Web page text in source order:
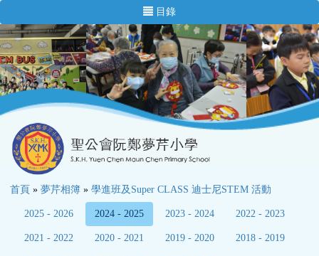
目錄
首頁 » 夢芹相簿 » 學進班及Super CLASS 迪士尼STEM 活動
2025 - 2026 2024 - 2025 2023 - 2024 2022 - 2023
2021 - 2022 2020 - 2021 2019 - 2020 2018 - 2019